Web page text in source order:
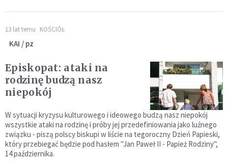
13 lat temu KOŚCIÓŁ
KAI / pz
Episkopat: ataki na
rodzinę budzą nasz
niepokój
W sytuacji kryzysu kulturowego i ideowego budzą nasz niepokój
wszystkie ataki na rodzinę i próby jej przedefiniowania jako luźnego
związku - piszą polscy biskupi w liście na tegoroczny Dzień Papieski,
który przebiegać będzie pod hasłem "Jan Paweł II - Papież Rodziny",
14 października.